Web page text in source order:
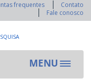
frequentes
Contato
Fale conosco
MENU
Toggle